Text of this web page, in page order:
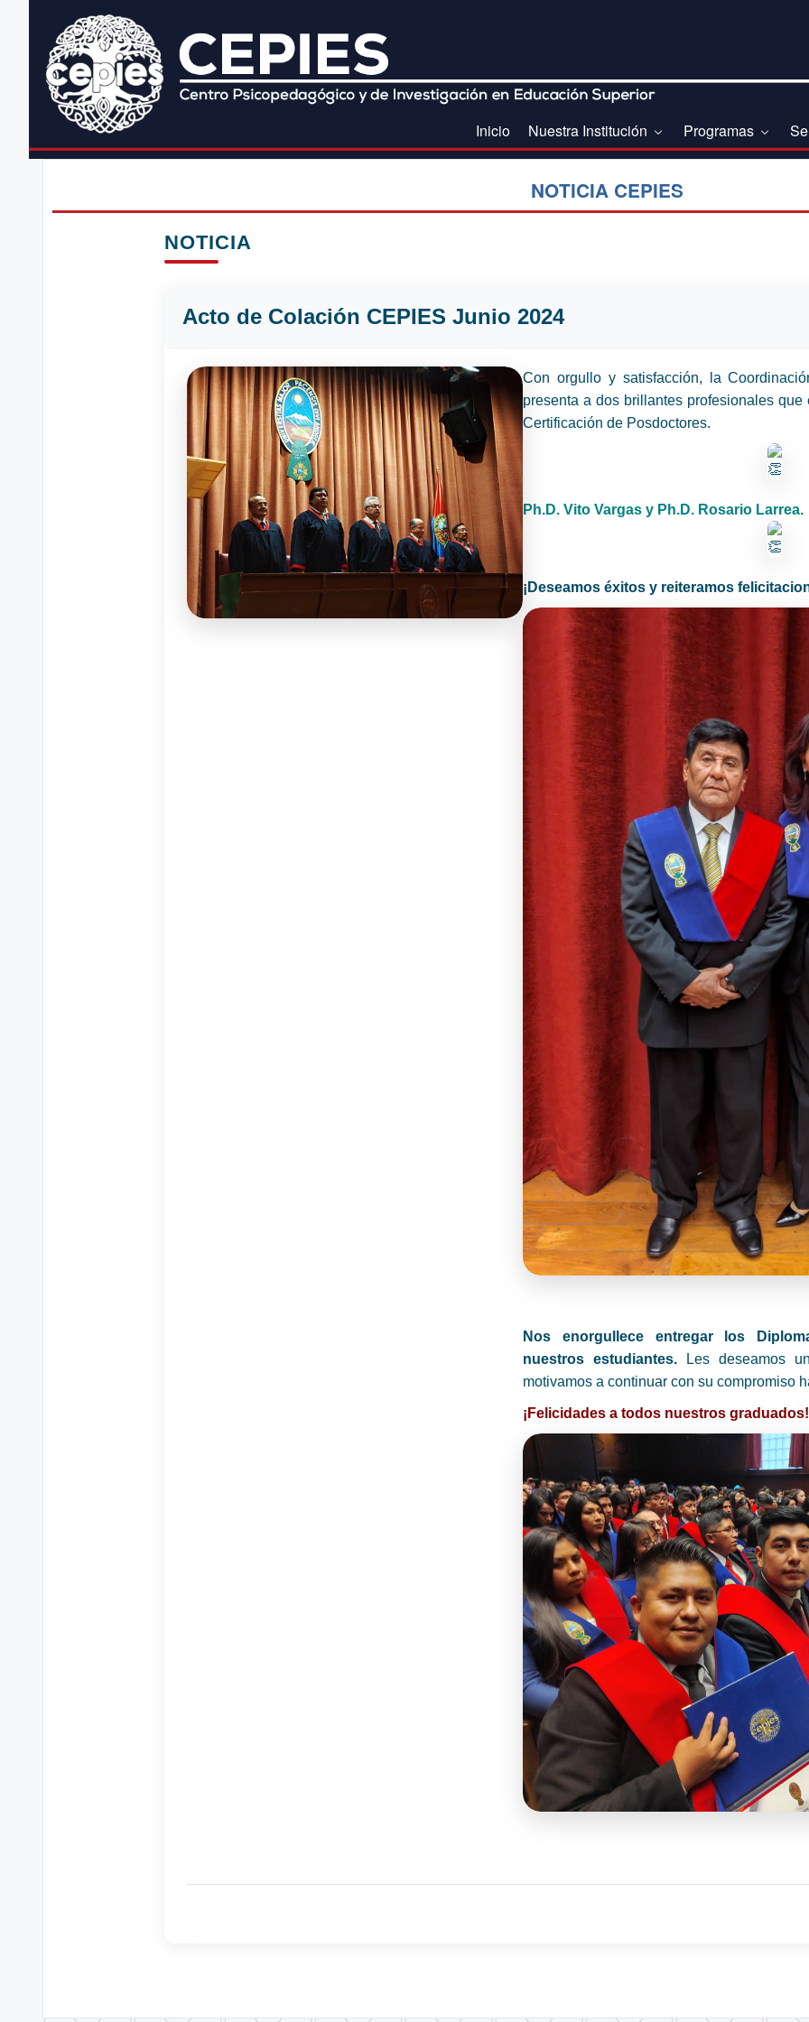
Inicio Nuestra Institución Programas
NOTICIA CEPIES
NOTICIA
Acto de Colación CEPIES Junio 2024
Con orgullo y satisfacción, la
presenta a dos brillantes profesionales
Certificación de Posdoctores.
Ph.D. Vito Vargas y Ph.D. Rosario Larrea.
¡Deseamos éxitos y reiteramos
Nos enorgullece entregar los
nuestros estudiantes. Les deseamos
motivamos a continuar con su compromiso
¡Felicidades a todos nuestros graduados!